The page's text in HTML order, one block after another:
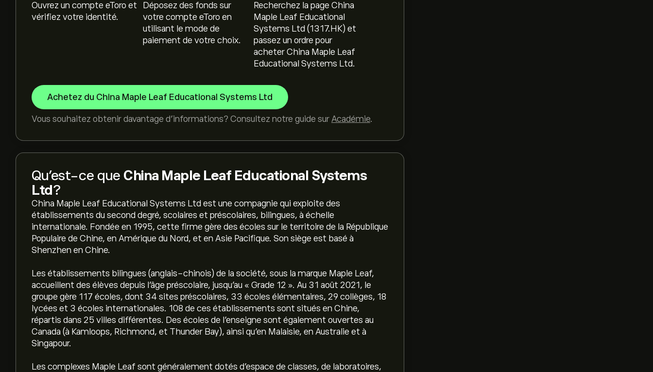
Ouvrez un compte eToro et
vérifiez votre identité.
Déposez des fonds sur
votre compte eToro en
utilisant le mode de
paiement de votre choix.
Recherchez la page China
Maple Leaf Educational
Systems Ltd (1317.HK) et
passez un ordre pour
acheter China Maple Leaf
Educational Systems Ltd.
Achetez du China Maple Leaf Educational Systems Ltd
Vous souhaitez obtenir davantage d'informations? Consultez notre guide sur Académie.
Qu’est-ce que China Maple Leaf Educational Systems
Ltd?
China Maple Leaf Educational Systems Ltd est une compagnie qui exploite des
établissements du second degré, scolaires et préscolaires, bilingues, à échelle
internationale. Fondée en 1995, cette firme gère des écoles sur le territoire de la République
Populaire de Chine, en Amérique du Nord, et en Asie Pacifique. Son siège est basé à
Shenzhen en Chine.
Les établissements bilingues (anglais-chinois) de la société, sous la marque Maple Leaf,
accueillent des élèves depuis l'âge préscolaire, jusqu'au « Grade 12 ». Au 31 août 2021, le
groupe gère 117 écoles, dont 34 sites préscolaires, 33 écoles élémentaires, 29 collèges, 18
lycées et 3 écoles internationales. 108 de ces établissements sont situés en Chine,
répartis dans 25 villes différentes. Des écoles de l'enseigne sont également ouvertes au
Canada (à Kamloops, Richmond, et Thunder Bay), ainsi qu'en Malaisie, en Australie et à
Singapour.
Les complexes Maple Leaf sont généralement dotés d'espace de classes, de laboratoires,